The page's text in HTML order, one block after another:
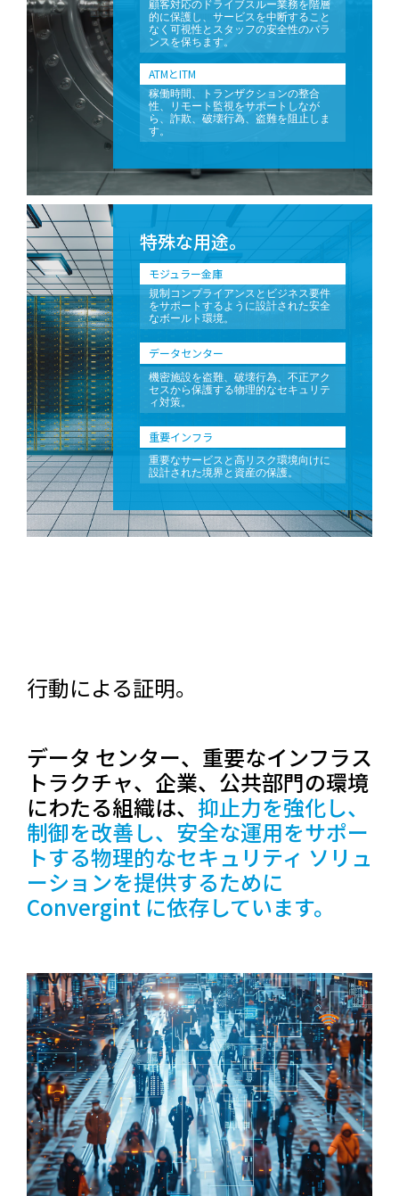
顧客対応のドライブスルー業務を階層
的に保護し、サービスを中断すること
なく可視性とスタッフの安全性のバラ
ンスを保ちます。
ATMとITM
稼働時間、トランザクションの整合
性、リモート監視をサポートしなが
ら、詐欺、破壊行為、盗難を阻止しま
す。
特殊な用途。
モジュラー金庫
規制コンプライアンスとビジネス要件
をサポートするように設計された安全
なボールト環境。
データセンター
機密施設を盗難、破壊行為、不正アク
セスから保護する物理的なセキュリテ
ィ対策。
重要インフラ
重要なサービスと高リスク環境向けに
設計された境界と資産の保護。
行動による証明。
データ センター、重要なインフラス
トラクチャ、企業、公共部門の環境
にわたる組織は、 抑止力を強化し、
制御を改善し、安全な運用をサポー
トする物理的なセキュリティ ソリュ
ーションを提供するために
Convergint に依存しています。